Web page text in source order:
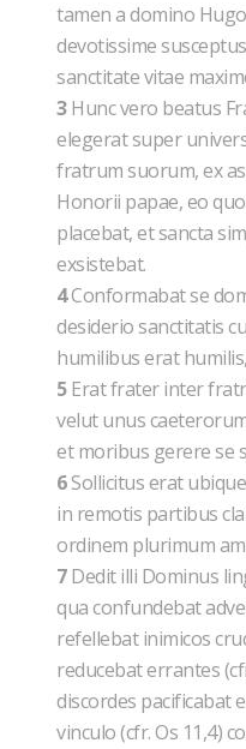
tamen a domino
devotissime
sanctitate vitae
3Hunc vero beatus
elegerat super
fratrum suorum, ex
Honorii papae, eo
placebat, et sancta
exsistebat.
4Conformabat se
desiderio sanctitatis
humilibus erat
5Erat frater inter
velut unus
et moribus gerere se
6Sollicitus erat
in remotis partibus
ordinem plurimum
7Dedit illi Dominus
qua confundebat
refellebat inimicos
reducebat errantes
discordes pacificabat
vinculo (cfr. Os 11,4)